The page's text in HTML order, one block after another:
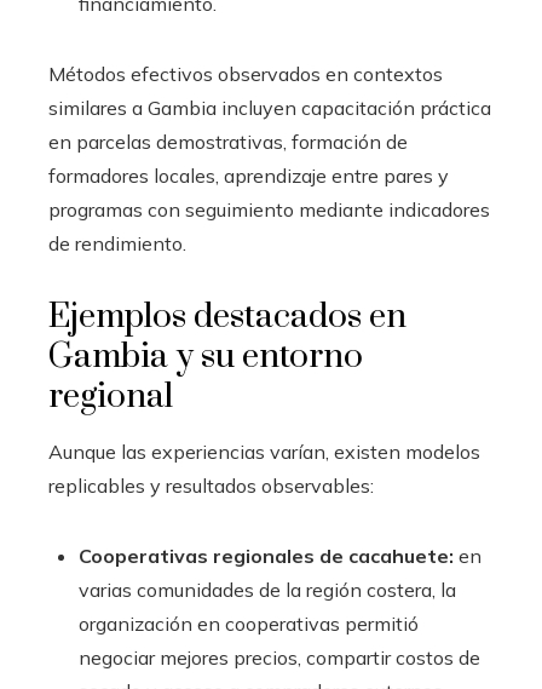
Métodos efectivos observados en contextos
similares a Gambia incluyen capacitación práctica
en parcelas demostrativas, formación de
formadores locales, aprendizaje entre pares y
programas con seguimiento mediante indicadores
de rendimiento.
Ejemplos destacados en
Gambia y su entorno
regional
Aunque las experiencias varían, existen modelos
replicables y resultados observables:
Cooperativas regionales de cacahuete: en
varias comunidades de la región costera, la
organización en cooperativas permitió
negociar mejores precios, compartir costos de